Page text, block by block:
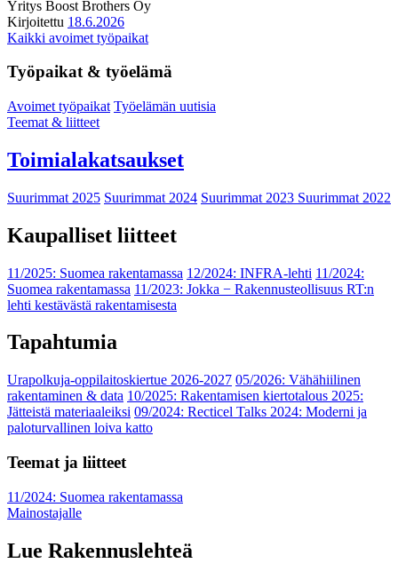
Yritys Boost Brothers Oy
Kirjoitettu 18.6.2026
Kaikki avoimet työpaikat
Työpaikat & työelämä
Avoimet työpaikat Työelämän uutisia
Teemat & liitteet
Toimialakatsaukset
Suurimmat 2025 Suurimmat 2024 Suurimmat 2023 Suurimmat 2022
Kaupalliset liitteet
11/2025: Suomea rakentamassa 12/2024: INFRA-lehti 11/2024:
Suomea rakentamassa 11/2023: Jokka − Rakennusteollisuus RT:n
lehti kestävästä rakentamisesta
Tapahtumia
Urapolkuja-oppilaitoskiertue 2026-2027 05/2026: Vähähiilinen
rakentaminen & data 10/2025: Rakentamisen kiertotalous 2025:
Jätteistä materiaaleiksi 09/2024: Recticel Talks 2024: Moderni ja
paloturvallinen loiva katto
Teemat ja liitteet
11/2024: Suomea rakentamassa
Mainostajalle
Lue Rakennuslehteä